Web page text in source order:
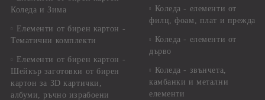
Коледа и Зима
Елементи от бирен картон -
Тематични комплекти
Елементи от бирен картон -
Шейкър заготовки от бирен
картон за 3D картички,
албуми, ръчно израбоени
Коледа - елементи от
филц, фоам, плат и прежда
Коледа - елементи от
дърво
Коледа - звънчета,
камбанки и метални
елементи